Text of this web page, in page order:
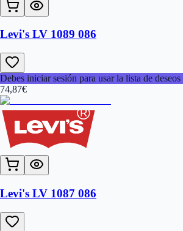
Levi's LV 1089 086
Debes iniciar sesión para usar la lista de deseos
74,87€
Levi's LV 1087 086